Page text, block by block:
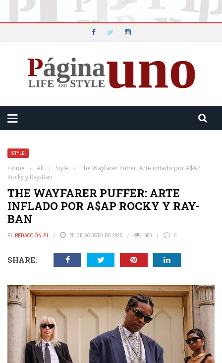
STYLE
Home › All › Style ›
The Wayfarer Puffer: Arte inflado por A$AP
Rocky y Ray-Ban
THE WAYFARER PUFFER: ARTE
INFLADO POR A$AP ROCKY Y RAY-
BAN
BY REDACCIÓN P1 25 DE AGOSTO DE 2025 450 0
SHARE: